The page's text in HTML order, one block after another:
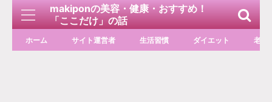
makiponの美容・健康・おすすめ！
「ここだけ」の話
ホーム サイト運営者 生活習慣 ダイエット 老化